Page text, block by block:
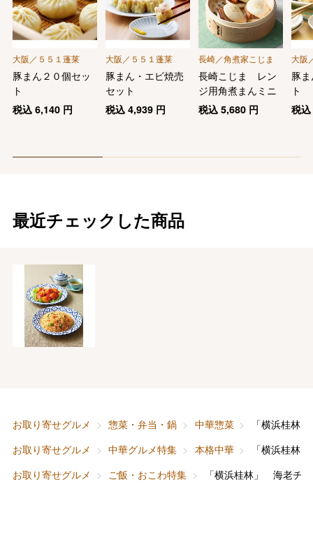
大阪／５５１蓬莱
豚まん２０個セッ
ト
税込 6,140円
大阪／５５１蓬莱
豚まん・エビ焼売
セット
税込4,939 円
長崎／角煮家こじま
長崎こじま レン
ジ用角煮まんミニ
税込5,680 円
大阪
豚
ト
税
最近チェックした商品
お取り寄せグルメ 惣菜・弁当・鍋 中華惣菜
「横浜桂林
お取り寄せグルメ
中華グルメ特集 本格中華
「横浜桂林
お取り寄せグルメ
ご飯・おこわ特集 「横浜桂林」 海老チ
ベビー＆キッズ
お香典返し
快気祝い
お中元
敬老の日